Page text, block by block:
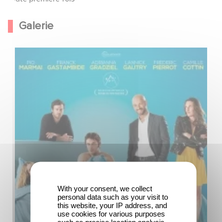
Galerie
With your consent, we collect
personal data such as your visit to
this website, your IP address, and
use cookies for various purposes